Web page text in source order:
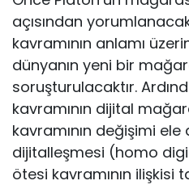
açısından
kavramının anlamı
dün­yanın yeni bir
soruşturulacaktır.
kavramının dijital
kavramının değişimi ele
dijitalleşmesi (homo
ötesi kavramının ilişkisi